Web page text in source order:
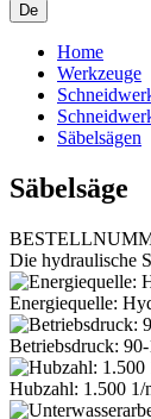
De
Home
Werkzeuge
Säbelsägen
Säbelsäge
Die hydraulische
Energiequelle:
Betriebsdruck:
Hubzahl: 1.500 1/